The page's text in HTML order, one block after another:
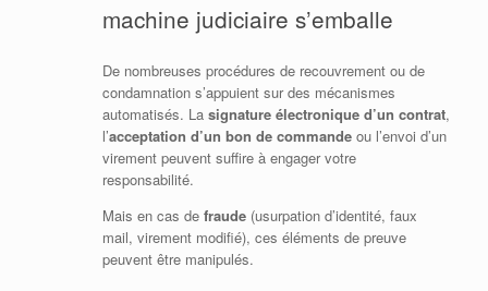
machine judiciaire s’emballe
De nombreuses procédures de recouvrement ou de
condamnation s’appuient sur des mécanismes
automatisés. La signature électronique d’un contrat,
l’acceptation d’un bon de commandeou l’envoi d’un
virement peuvent suffire à engager votre
responsabilité.
Mais en cas de fraude(usurpation d’identité, faux
mail, virement modifié), ces éléments de preuve
peuvent être manipulés.